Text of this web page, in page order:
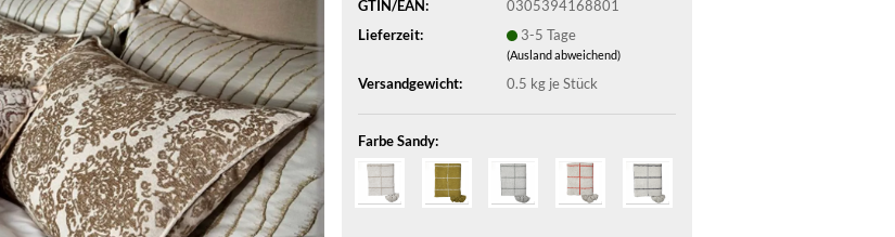
GTIN/EAN:
0305394168801
Lieferzeit:
3-5 Tage
(Ausland abweichend)
Versandgewicht: 0.5 kg je Stück
Farbe Sandy: